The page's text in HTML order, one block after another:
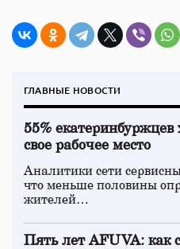
ГЛАВНЫЕ НОВОСТИ
55%
свое рабочее место
Аналитики сети
что меньше половины
жителей…
Пять лет AFUVA: как